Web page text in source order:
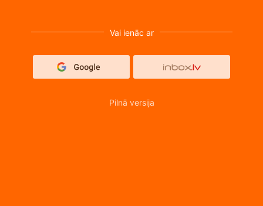
Vai ienāc ar
Pilnā versija